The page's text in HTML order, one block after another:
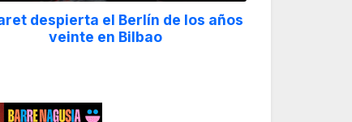
¿Qué hacer hoy? 6 de agosto